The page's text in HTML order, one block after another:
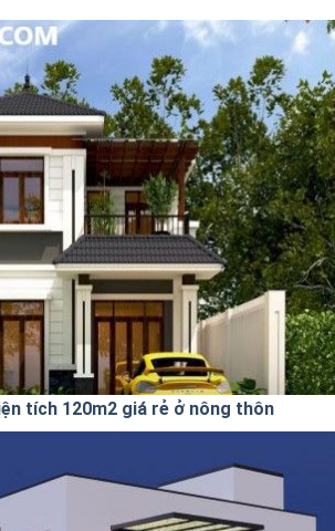
tích 120m2 giá rẻ ở nông thôn